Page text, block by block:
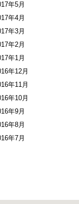
年5月
年4月
年3月
年2月
年1月
年12月
年11月
年10月
年9月
年8月
年7月